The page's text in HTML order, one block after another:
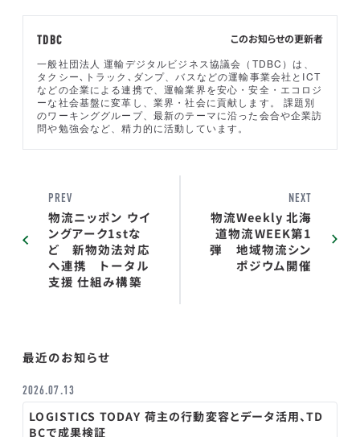
このお知らせの更新者
TDBC
一般社団法人 運輸デジタルビジネス協議会（TDBC）は、
タクシー､トラック､ダンプ、バスなどの運輸事業会社とICT
などの企業による連携で、運輸業界を安心・安全・エコロジ
ーな社会基盤に変革し、業界・社会に貢献します。 課題別
のワーキンググループ、最新のテーマに沿った会合や企業訪
問や勉強会など、精力的に活動しています。
PREV
物流ニッポン ウイ
ングアーク1stな
ど 新物効法対応
へ連携 トータル
支援 仕組み構築
NEXT
物流Weekly 北海
道物流WEEK第1
弾 地域物流シン
ポジウム開催
最近のお知らせ
2026.07.13
LOGISTICS TODAY 荷主の行動変容とデータ活用、TD
BCで成果検証